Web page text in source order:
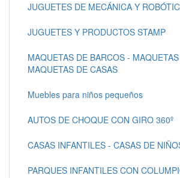
JUGUETES DE MECÁNICA Y
JUGUETES Y PRODUCTOS STAMP
MAQUETAS DE BARCOS -
MAQUETAS DE CASAS
Muebles para niños pequeños
AUTOS DE CHOQUE CON GIRO 360º
CASAS INFANTILES - CASAS DE
PARQUES INFANTILES CON